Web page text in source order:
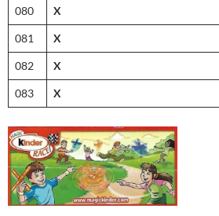
080 X
081 X
082 X
083 X